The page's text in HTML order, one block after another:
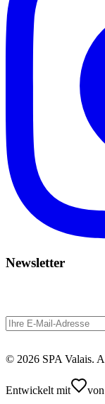
Newsletter
© 2026 SPA Valais.
Entwickelt mit von